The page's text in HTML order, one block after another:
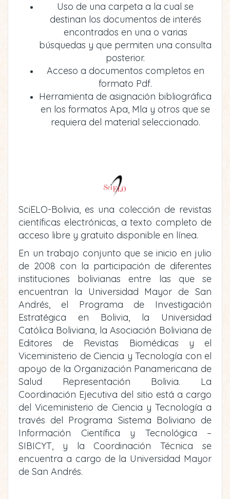
Uso de una carpeta a la cual se
destinan los documentos de interés
encontrados en una o varias
búsquedas y que permiten una consulta
posterior.
Acceso a documentos completos en
formato Pdf.
Herramienta de asignación bibliográfica
en los formatos Apa, Mla y otros que se
requiera del material seleccionado.
SciELO-Bolivia, es una colección de revistas
científicas electrónicas, a texto completo de
acceso libre y gratuito disponible en línea.
En un trabajo conjunto que se inicio en julio
de 2008 con la participación de diferentes
instituciones bolivianas entre las que se
encuentran la Universidad Mayor de San
Andrés, el Programa de Investigación
Estratégica en Bolivia, la Universidad
Católica Boliviana, la Asociación Boliviana de
Editores de Revistas Biomédicas y el
Viceministerio de Ciencia y Tecnología con el
apoyo de la Organización Panamericana de
Salud Representación Bolivia. La
Coordinación Ejecutiva del sitio está a cargo
del Viceministerio de Ciencia y Tecnología a
través del Programa Sistema Boliviano de
Información Científica y Tecnológica –
SIBICYT, y la Coordinación Técnica se
encuentra a cargo de la Universidad Mayor
de San Andrés.